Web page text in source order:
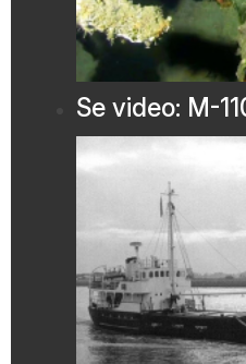
Se video: M-